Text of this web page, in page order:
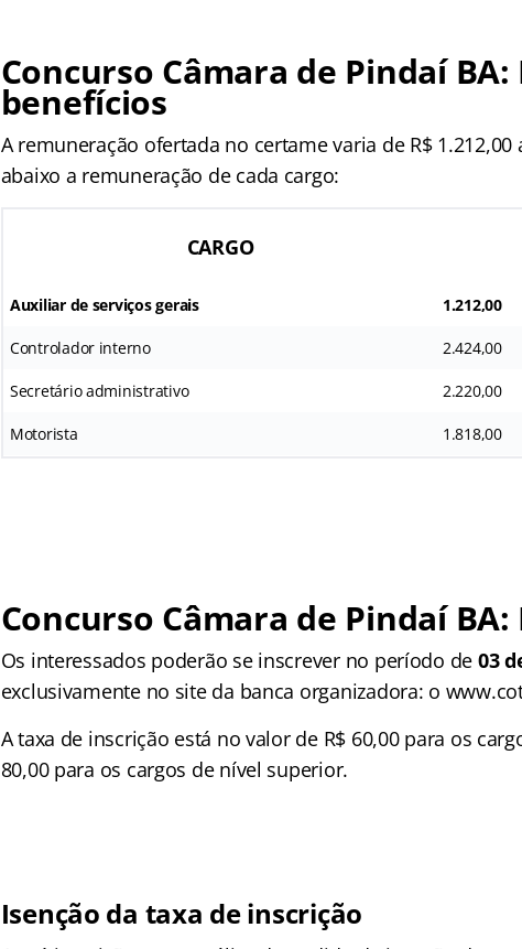
Concurso Câmara de Pindaí
benefícios
A remuneração ofertada no certame varia de R$ 1.212,00
abaixo a remuneração de cada cargo:
CARGO
Auxiliar de serviços gerais 1.212,00
Controlador interno 2.424,00
Secretário administrativo 2.220,00
Motorista 1.818,00
Concurso Câmara de Pindaí
Os interessados poderão se inscrever no período de 03
exclusivamente no site da banca organizadora: o
A taxa de inscrição está no valor de R$ 60,00 para os
80,00 para os cargos de nível superior.
Isenção da taxa de inscrição